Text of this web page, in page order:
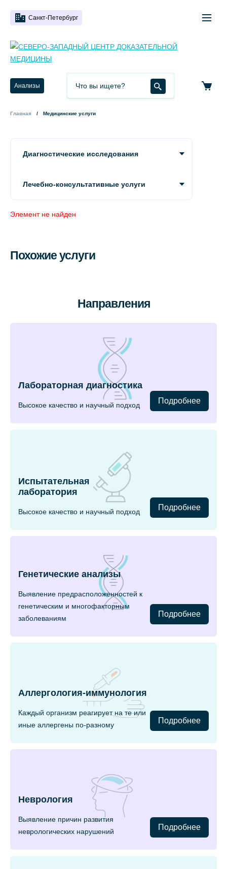
Санкт-Петербург
Анализы
Главная Медицинские услуги
Диагностические исследования
Лечебно-консультативные услуги
Элемент не найден
Похожие услуги
Направления
Лабораторная диагностика
Высокое качество и научный подход Подробнее
Испытательная
лаборатория
Высокое качество и научный подход Подробнее
Генетические анализы
Выявление предрасположенностей к
генетическим и многофакторным
заболеваниям
Подробнее
Аллергология-иммунология
Каждый организм реагирует на те или
иные аллергены по-разному
Подробнее
Неврология
Выявление причин развития
неврологических нарушений
Подробнее